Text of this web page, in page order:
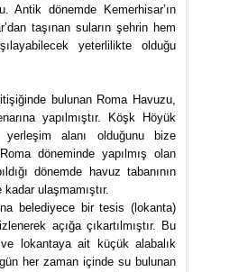
dönemde Kemerhisar’ın
taşınan suların şehrin hem
yeterlilikte olduğu
bulunan Roma Havuzu,
yapılmıştır. Köşk Höyük
alanı olduğunu bize
döneminde yapılmış olan
dönemde havuz tabanının
ulaşmamıştır.
belediyece bir tesis (lokanta)
açığa çıkartılmıştır. Bu
ve lokantaya ait küçük alabalık
her zaman içinde su bulunan